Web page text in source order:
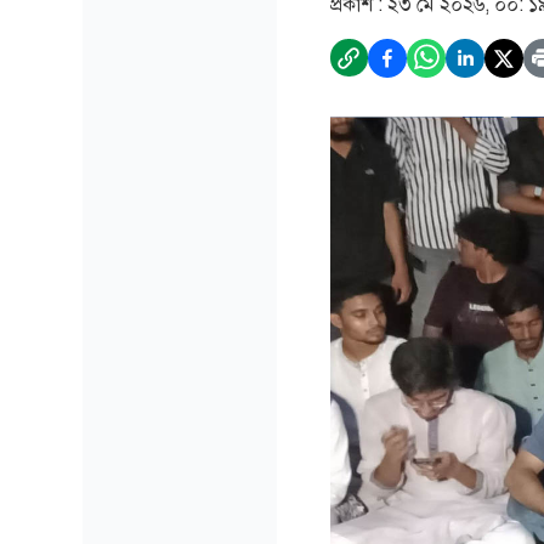
প্রকাশ : ২৩ মে ২০২৬, ০০: